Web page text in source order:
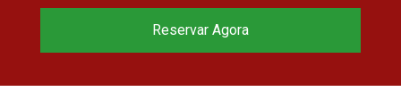
Reservar Agora